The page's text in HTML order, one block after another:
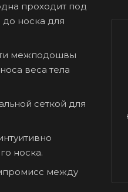
проходит под
носка для
межподошвы
веса тела
сеткой для
носка.
между